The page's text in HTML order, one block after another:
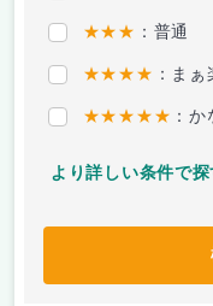
★★★ ：普通
★★★★ ：まぁ
★★★★★ ：
より詳しい条件で探